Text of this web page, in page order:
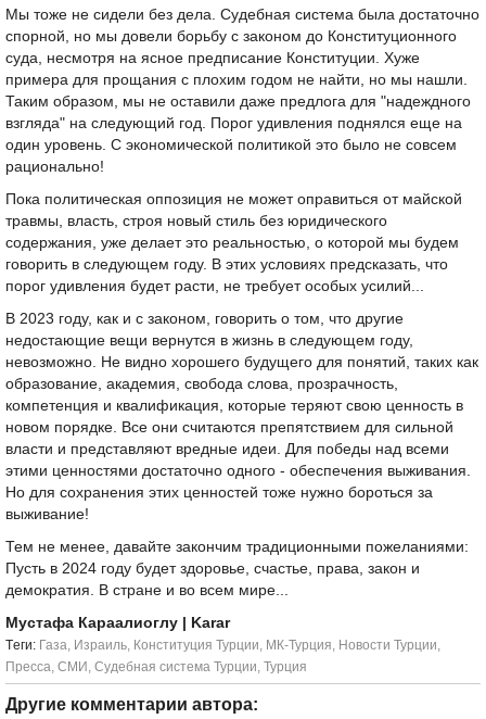
Мы тоже не сидели без дела. Судебная система была достаточно
спорной, но мы довели борьбу с законом до Конституционного
суда, несмотря на ясное предписание Конституции. Хуже
примера для прощания с плохим годом не найти, но мы нашли.
Таким образом, мы не оставили даже предлога для "надеждного
взгляда" на следующий год. Порог удивления поднялся еще на
один уровень. С экономической политикой это было не совсем
рационально!
Пока политическая оппозиция не может оправиться от майской
травмы, власть, строя новый стиль без юридического
содержания, уже делает это реальностью, о которой мы будем
говорить в следующем году. В этих условиях предсказать, что
порог удивления будет расти, не требует особых усилий...
В 2023 году, как и с законом, говорить о том, что другие
недостающие вещи вернутся в жизнь в следующем году,
невозможно. Не видно хорошего будущего для понятий, таких как
образование, академия, свобода слова, прозрачность,
компетенция и квалификация, которые теряют свою ценность в
новом порядке. Все они считаются препятствием для сильной
власти и представляют вредные идеи. Для победы над всеми
этими ценностями достаточно одного - обеспечения выживания.
Но для сохранения этих ценностей тоже нужно бороться за
выживание!
Тем не менее, давайте закончим традиционными пожеланиями:
Пусть в 2024 году будет здоровье, счастье, права, закон и
демократия. В стране и во всем мире...
Мустафа Караалиоглу
| Karar
Tеги: Газа, Израиль, Конституция Турции, МК-Турция, Новости Турции,
Пресса, СМИ , Судебная система Турции, Турция
Другие комментарии автора: